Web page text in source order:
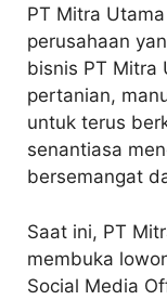
PT Mitra
perusahaan
bisnis PT Mitra
pertanian,
untuk terus
senantiasa
bersemangat
Saat ini, PT
membuka
Social Media